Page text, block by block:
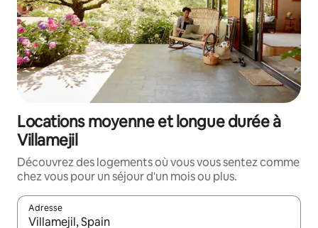
Locations moyenne et longue durée à
Villamejil
Découvrez des logements où vous vous sentez comme
chez vous pour un séjour d'un mois ou plus.
Adresse
Lorsque les résultats s'affichent, utilisez les flèches vers le